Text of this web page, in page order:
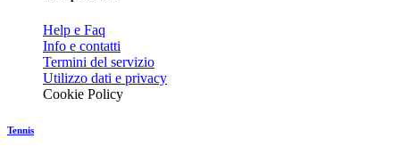
Help e Faq
Info e contatti
Termini del servizio
Utilizzo dati e privacy
Cookie Policy
Tennis